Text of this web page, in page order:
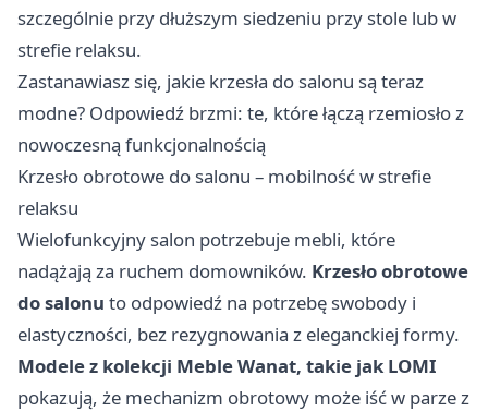
szczególnie przy dłuższym siedzeniu przy stole lub w
strefie relaksu.
Zastanawiasz się, jakie krzesła do salonu są teraz
modne? Odpowiedź brzmi: te, które łączą rzemiosło z
nowoczesną funkcjonalnością
Krzesło obrotowe do salonu – mobilność w strefie
relaksu
Wielofunkcyjny salon potrzebuje mebli, które
nadążają za ruchem domowników. Krzesło obrotowe
do salonu to odpowiedź na potrzebę swobody i
elastyczności, bez rezygnowania z eleganckiej formy.
Modele z kolekcji Meble Wanat, takie jak LOMI
pokazują, że mechanizm obrotowy może iść w parze z